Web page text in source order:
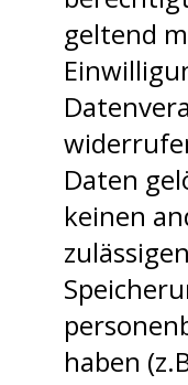
geltend
Daten
keinen
haben